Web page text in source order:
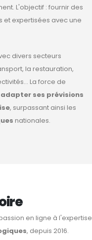
L'objectif : fournir des
et expertisées avec une
divers secteurs
la restauration,
La force de
adapter ses prévisions
, surpassant ainsi les
nationales.
en ligne à l'expertise
, depuis 2016.